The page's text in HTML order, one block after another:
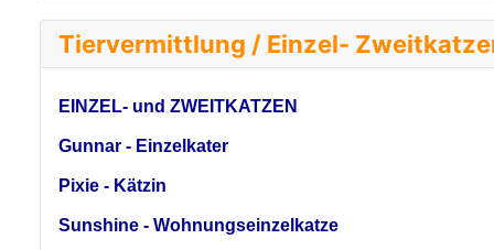
Tiervermittlung / Einzel-
EINZEL- und ZWEITKATZEN
Gunnar - Einzelkater
Pixie - Kätzin
Sunshine - Wohnungseinzelkatze